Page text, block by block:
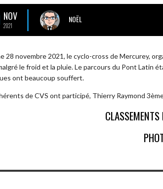
NOV
2021
NOËL
28 novembre 2021, le cyclo-cross de Mercurey,
le froid et la pluie. Le parcours du Pont Latin
ont beaucoup souffert.
de CVS ont participé, Thierry Raymond
CLASSEMENTS